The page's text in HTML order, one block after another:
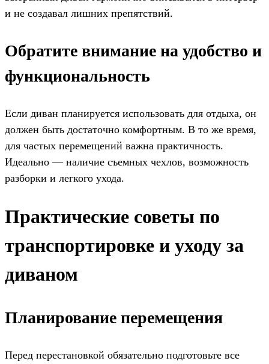
и не создавал лишних препятствий.
Обратите внимание на удобство и
функциональность
Если диван планируется использовать для отдыха, он
должен быть достаточно комфортным. В то же время,
для частых перемещений важна практичность.
Идеально — наличие съемных чехлов, возможность
разборки и легкого ухода.
Практические советы по
транспортировке и уходу за
диваном
Планирование перемещения
Перед перестановкой обязательно подготовьте все